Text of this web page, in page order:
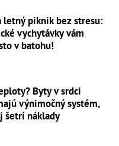
letný piknik bez stresu:
vychytávky vám
v batohu!
Byty v srdci
výnimočný systém,
šetrí náklady